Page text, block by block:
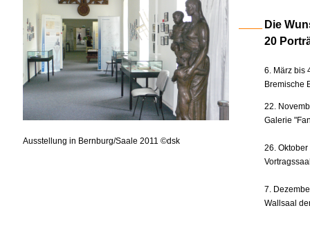
Ausstellung in Bernburg/Saale 2011 ©dsk
Die
20
6. März bis
Bremische
22.
Galerie
26.
7.
Wallsaal